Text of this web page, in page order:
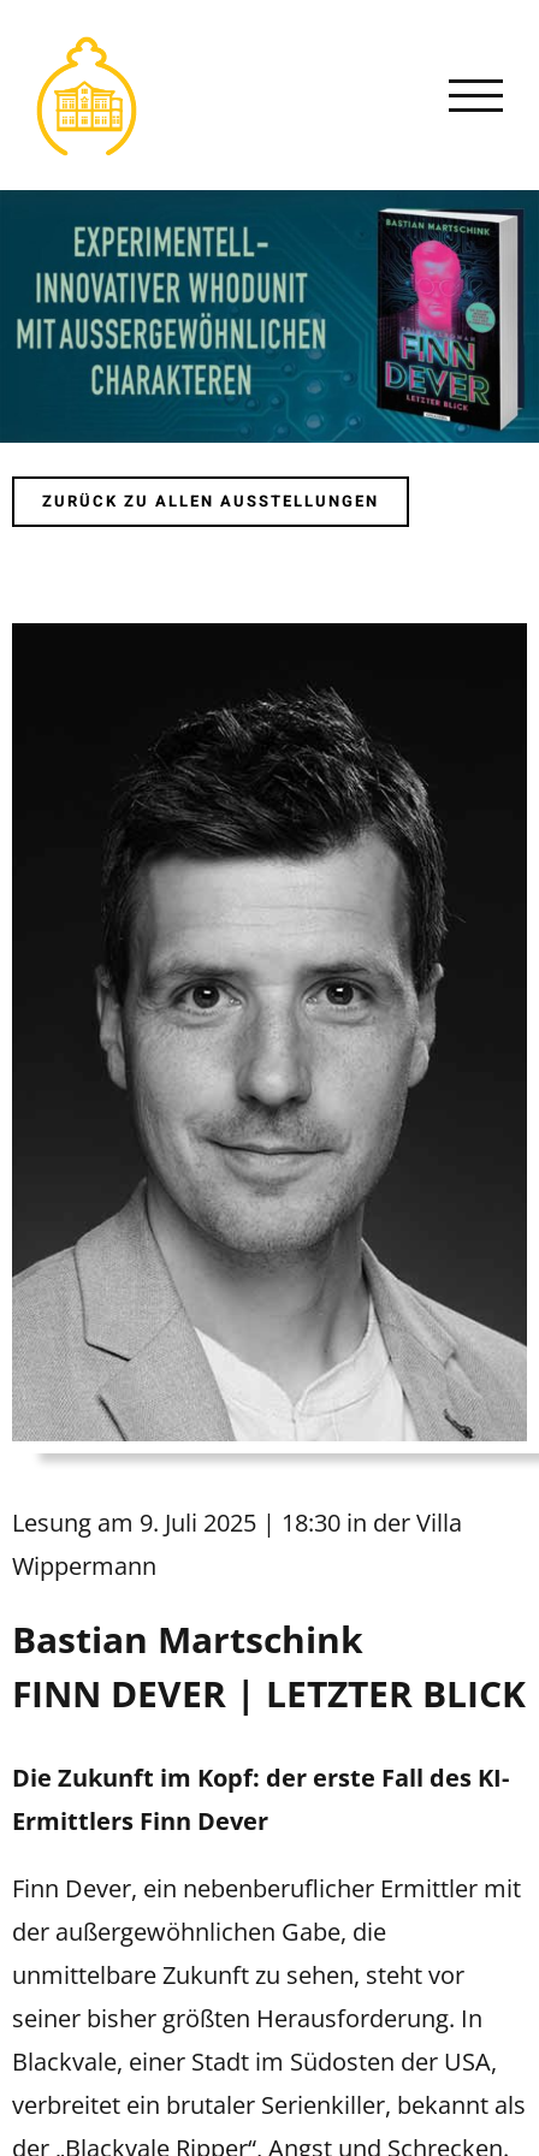
Inhalt
springen
ZURÜCK ZU ALLEN AUSSTELLUNGEN
Lesung am 9. Juli 2025 | 18:30 in der Villa
Wippermann
Bastian Martschink
FINN DEVER | LETZTER BLICK
Die Zukunft im Kopf: der erste Fall des KI-
Ermittlers Finn Dever
Finn Dever, ein nebenberuflicher Ermittler mit
der außergewöhnlichen Gabe, die
unmittelbare Zukunft zu sehen, steht vor
seiner bisher größten Herausforderung. In
Blackvale, einer Stadt im Südosten der USA,
verbreitet ein brutaler Serienkiller, bekannt als
der „Blackvale Ripper“, Angst und Schrecken.